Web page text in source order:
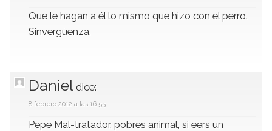
Que le hagan a él lo mismo que hizo con el perro.
Sinvergüenza.
Daniel dice:
8 febrero 2012 a las 16:55
Pepe Mal-tratador, pobres animal, si eers un